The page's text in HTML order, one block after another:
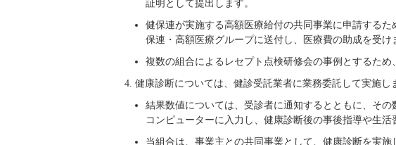
証明として提出します。
健保連が実施する高額医療給付の共同事業に申請する
保連・高額医療グループに送付し、医療費の助成を受け
複数の組合によるレセプト点検研修会の事例とするため
健康診断については、健診受託業者に業務委託して実施し
結果数値については、受診者に通知するとともに、そ
コンピューターに入力し、健康診断後の事後指導や生活
当組合は、事業主との共同事業として、健康診断を実